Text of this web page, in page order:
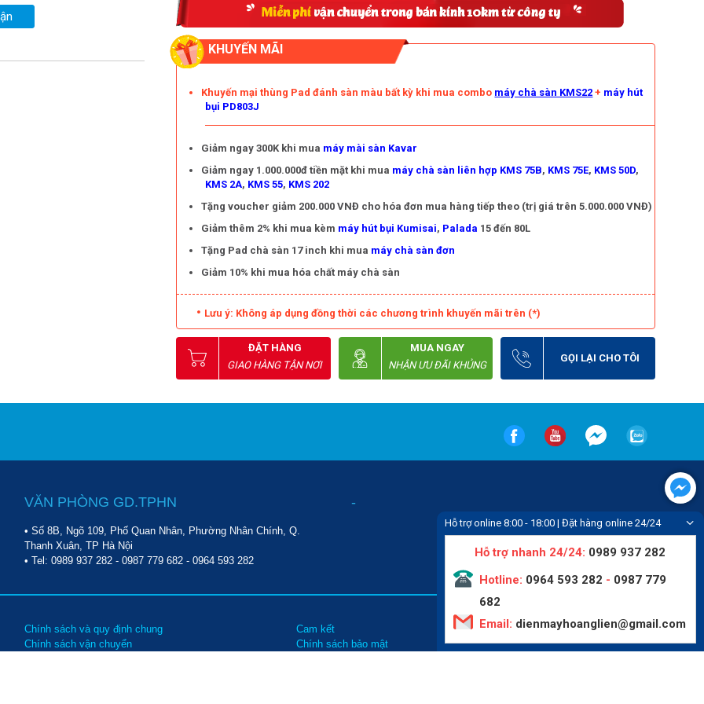
KHUYẾN MÃI
Khuyến mại thùng Pad đánh sàn màu bất kỳ khi mua combo máy chà sàn KMS22 + máy hút
bụi PD803J
Giảm ngay 300K khi mua máy mài sàn Kavar
Giảm ngay 1.000.000đ tiền mặt khi mua máy chà sàn liên hợp KMS 75B, KMS 75E, KMS 50D,
KMS 2A, KMS 55, KMS 202
Tặng voucher giảm 200.000 VNĐ cho hóa đơn mua hàng tiếp theo (trị giá trên 5.000.000 VNĐ)
Giảm thêm 2% khi mua kèm máy hút bụi Kumisai, Palada 15 đến 80L
Tặng Pad chà sàn 17 inch khi mua máy chà sàn đơn
Giảm 10% khi mua hóa chất máy chà sàn
Lưu ý: Không áp dụng đồng thời các chương trình khuyến mãi trên (*)
ĐẶT HÀNG
GIAO HÀNG TẬN NƠI
MUA NGAY
NHẬN ƯU ĐÃI KHỦNG
GỌI LẠI CHO TÔI
VĂN PHÒNG GD.TPHN
• Số 8B, Ngõ 109, Phố Quan Nhân, Phường Nhân Chính, Q.
Thanh Xuân, TP Hà Nội
• Tel: 0989 937 282- 0987 779 682- 0964 593 282
-
Chính sách và quy định chung
Chính sách vận chuyển
Cam kết
Chính sách bảo mật
Tin tức
Liên hệ
Hỗ trợ online 8:00 - 18:00 | Đặt hàng online 24/24
Hỗ trợ nhanh 24/24: 0989 937 282
Hotline: 0964 593 282 - 0987 779
682
Email: dienmayhoanglien@gmail.com